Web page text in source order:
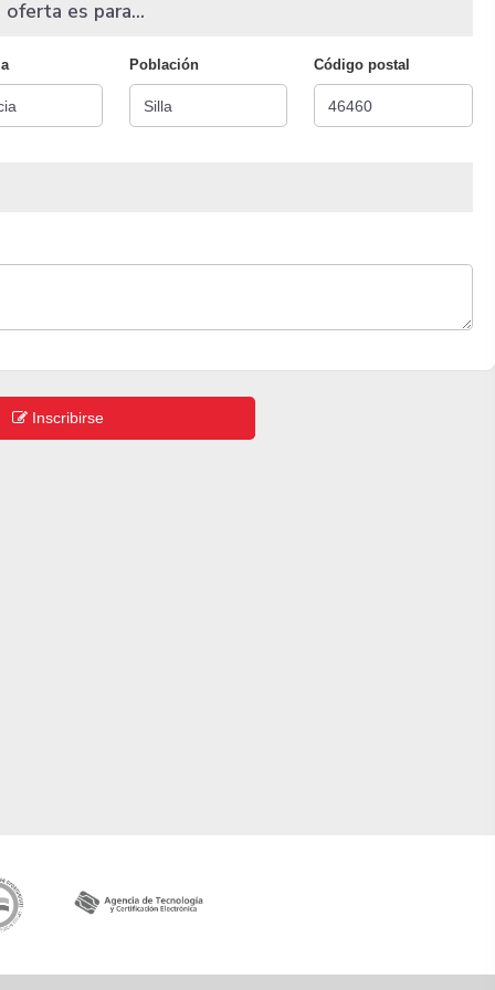
es para...
Población Código postal
Inscribirse